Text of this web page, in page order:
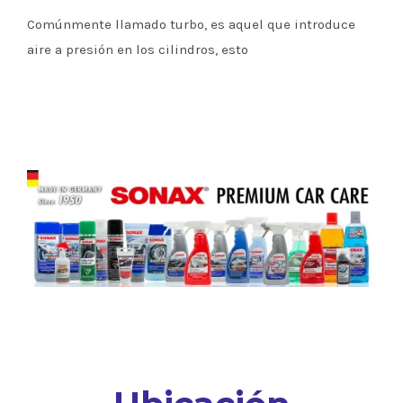
Comúnmente llamado turbo, es aquel que introduce
aire a presión en los cilindros, esto